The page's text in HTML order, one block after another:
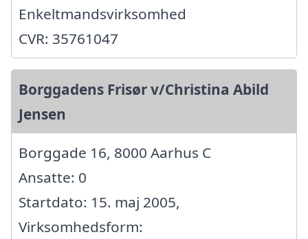
Enkeltmandsvirksomhed
CVR: 35761047
Borggadens Frisør v/Christina Abild
Jensen
Borggade 16, 8000 Aarhus C
Ansatte: 0
Startdato: 15. maj 2005,
Virksomhedsform: